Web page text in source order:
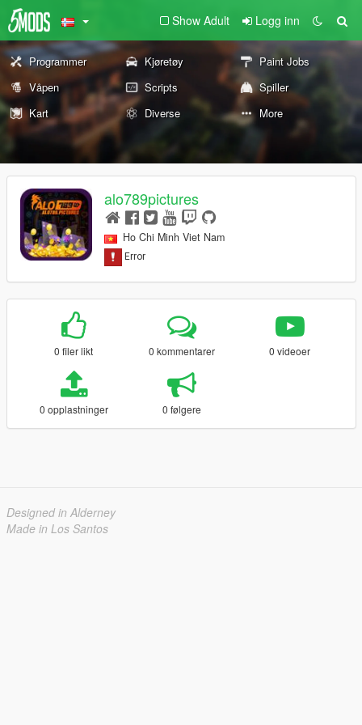
Show Adult Logg inn
Programmer Kjøretøy
Paint Jobs
Våpen
Scripts
Spiller
Kart
Diverse More
alo789pictures
Ho Chi Minh Viet Nam
0 filer likt 0 kommentarer 0 videoer
0 opplastninger 0 følgere
Designed in Alderney
Made in Los Santos